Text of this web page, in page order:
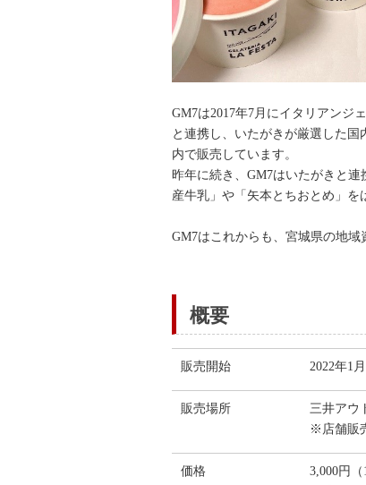
GM7は2017年7月にイタリアンジ
と連携し、いたがきが厳選した
内で販売しています。
昨年に続き、GM7はいたがきと
産牛乳」や「矢本とちおとめ」を
GM7はこれからも、宮城県の地
概要
販売開始 2022年1
販売場所
三井アウ
※店舗販
価格
3,000円